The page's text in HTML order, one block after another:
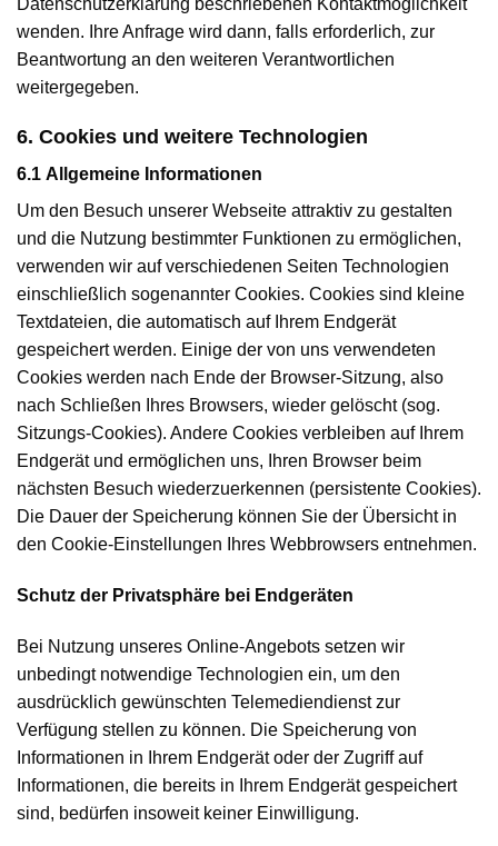
Datenschutzerklärung beschriebenen Kontaktmöglichkeit
wenden. Ihre Anfrage wird dann, falls erforderlich, zur
Beantwortung an den weiteren Verantwortlichen
weitergegeben.
6. Cookies und weitere Technologien
6.1 Allgemeine Informationen
Um den Besuch unserer Webseite attraktiv zu gestalten
und die Nutzung bestimmter Funktionen zu ermöglichen,
verwenden wir auf verschiedenen Seiten Technologien
einschließlich sogenannter Cookies. Cookies sind kleine
Textdateien, die automatisch auf Ihrem Endgerät
gespeichert werden. Einige der von uns verwendeten
Cookies werden nach Ende der Browser-Sitzung, also
nach Schließen Ihres Browsers, wieder gelöscht (sog.
Sitzungs-Cookies). Andere Cookies verbleiben auf Ihrem
Endgerät und ermöglichen uns, Ihren Browser beim
nächsten Besuch wiederzuerkennen (persistente Cookies).
Die Dauer der Speicherung können Sie der Übersicht in
den Cookie-Einstellungen Ihres Webbrowsers entnehmen.
Schutz der Privatsphäre bei Endgeräten
Bei Nutzung unseres Online-Angebots setzen wir
unbedingt notwendige Technologien ein, um den
ausdrücklich gewünschten Telemediendienst zur
Verfügung stellen zu können. Die Speicherung von
Informationen in Ihrem Endgerät oder der Zugriff auf
Informationen, die bereits in Ihrem Endgerät gespeichert
sind, bedürfen insoweit keiner Einwilligung.